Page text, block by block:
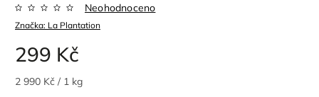
Značka: La Plantation
Neohodnoceno
299 Kč
2 990 Kč / 1 kg